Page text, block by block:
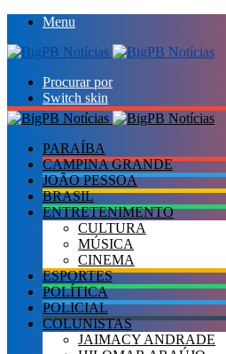
Menu
Procurar por
Switch skin
PARAÍBA
CAMPINA GRANDE
JOÃO PESSOA
BRASIL
ENTRETENIMENTO
CULTURA
MÚSICA
CINEMA
ESPORTES
POLÍTICA
POLICIAL
COLUNISTAS
JAIMACY ANDRADE